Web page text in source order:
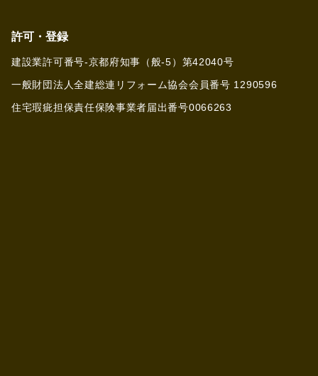
許可・登録
建設業許可番号-京都府知事（般-5）第42040号
一般財団法人全建総連リフォーム協会会員番号 1290596
住宅瑕疵担保責任保険事業者届出番号0066263